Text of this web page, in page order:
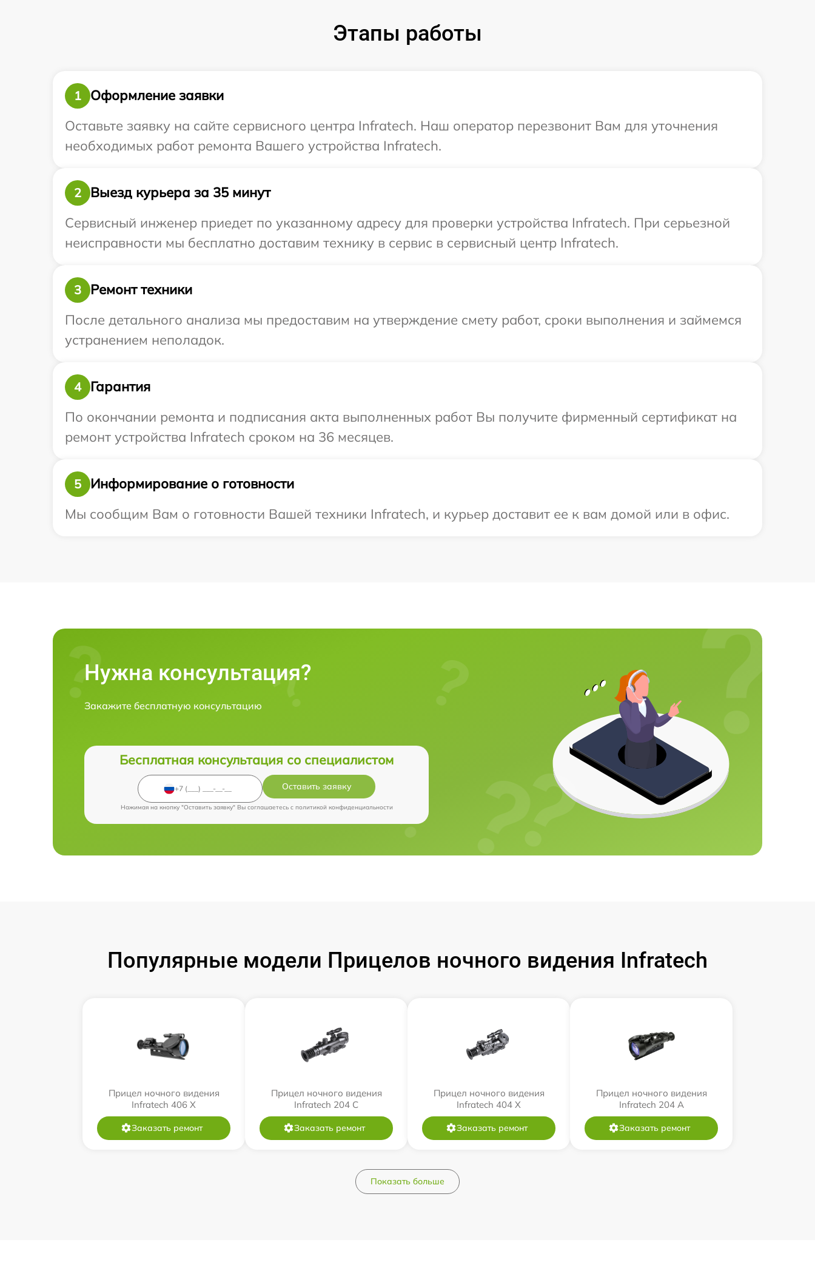
Этапы работы
1
Оформление заявки
Оставьте заявку на сайте сервисного центра Infratech. Наш оператор перезвонит Вам для уточнения
необходимых работ ремонта Вашего устройства Infratech.
2
Выезд курьера за 35 минут
Сервисный инженер приедет по указанному адресу для проверки устройства Infratech. При серьезной
неисправности мы бесплатно доставим технику в сервис в сервисный центр Infratech.
3
Ремонт техники
После детального анализа мы предоставим на утверждение смету работ, сроки выполнения и займемся
устранением неполадок.
4
Гарантия
По окончании ремонта и подписания акта выполненных работ Вы получите фирменный сертификат на
ремонт устройства Infratech сроком на 36 месяцев.
5
Информирование о готовности
Мы сообщим Вам о готовности Вашей техники Infratech, и курьер доставит ее к вам домой или в офис.
Нужна консультация?
Закажите бесплатную консультацию
Бесплатная консультация со специалистом
Оставить заявку
Нажимая на кнопку "Оставить заявку" Вы соглашаетесь c политикой конфиденциальности
Популярные модели Прицелов ночного видения Infratech
Прицел ночного видения
Infratech 406 Х
Заказать ремонт
Прицел ночного видения
Infratech 204 С
Заказать ремонт
Прицел ночного видения
Infratech 404 Х
Заказать ремонт
Прицел ночного видения
Infratech 204 А
Заказать ремонт
Показать больше